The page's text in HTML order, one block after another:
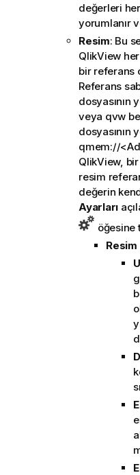
değerleri
yorumlanır
Resim: Bu
QlikView
bir referans
Referans
dosyasının
veya qvw
dosyasının
qmem://
QlikView,
resim
değerin
Ayarları
öğesine
Resim